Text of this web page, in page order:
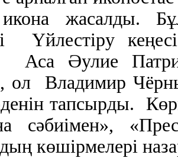
жасалды.
Үйлестіру
Аса Әулие
ол Владимир
тапсырды.
сәбиімен»,
көшірмелері